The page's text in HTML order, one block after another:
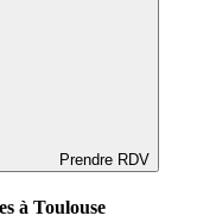
Prendre RDV
à Toulouse